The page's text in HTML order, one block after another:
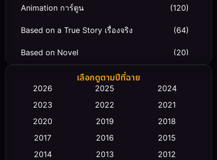
Animation การ์ตูน (120)
Based on a True Story เรื่องจริง (64)
Based on Novel (20)
Biography ชีวิตจริง
Classic หนังคลาสสิก (23)
Comedy ตลก (470)
เลือกดูตามปีที่ฉาย
2026 2025
2024
2023
2022
2021
2020
2019
2018
2017
2016
2015
2014
2013
2012